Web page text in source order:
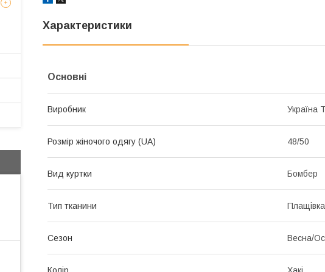
Характеристики
Основні
Виробник Україна
Розмір жіночого одягу (UA) 48/50
Вид куртки Бомбер
Тип тканини Плащівка
Сезон Весна/
Колір Хакі